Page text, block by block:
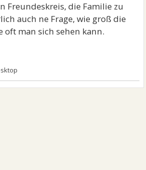
Freundeskreis, die Familie zu
auch ne Frage, wie groß die
oft man sich sehen kann.